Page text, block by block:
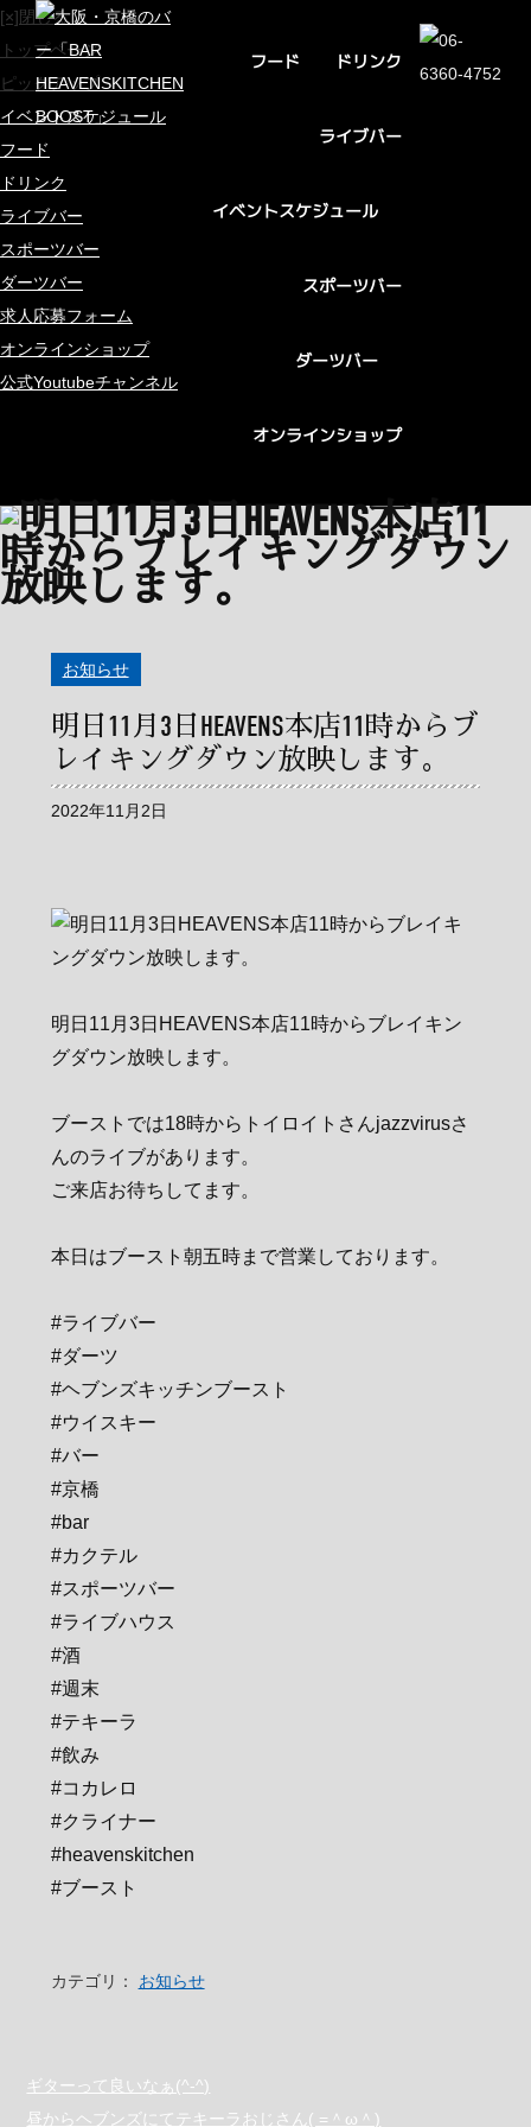
フード ドリンク
ライブバー
イベントスケジュール
スポーツバー
ダーツバー
オンラインショップ
[×]閉じる
トップページ
ピックアップ
イベントスケジュール
フード
ドリンク
ライブバー
スポーツバー
ダーツバー
求人応募フォーム
オンラインショップ
公式Youtubeチャンネル
お知らせ
明日11月3日HEAVENS本店11時からブ
レイキングダウン放映します。
2022年11月2日
明日11月3日HEAVENS本店11時からブレイキン
グダウン放映します。
ブーストでは18時からトイロイトさんjazzvirusさ
んのライブがあります。
ご来店お待ちしてます。
本日はブースト朝五時まで営業しております。
#ライブバー
#ダーツ
#ヘブンズキッチンブースト
#ウイスキー
#バー
#京橋
#bar
#カクテル
#スポーツバー
#ライブハウス
#酒
#週末
#テキーラ
#飲み
#コカレロ
#クライナー
#heavenskitchen
#ブースト
カテゴリ： お知らせ
ギターって良いなぁ(^-^)
昼からヘブンズにてテキーラおじさん( =＾ω＾)